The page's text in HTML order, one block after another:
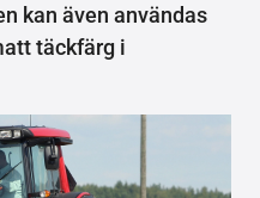
kan även användas
täckfärg i